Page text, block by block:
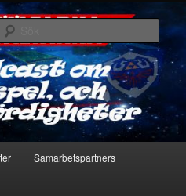
Sök
Samarbetspartners